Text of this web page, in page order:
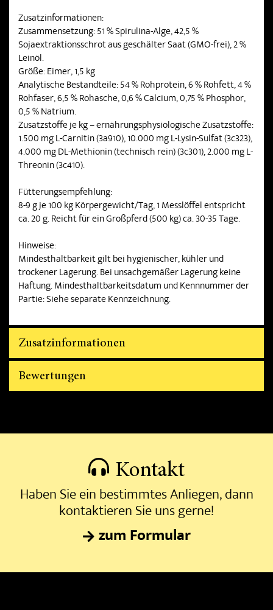
Zusatzinformationen:
Zusammensetzung: 51 % Spirulina-Alge, 42,5 %
Sojaextraktionsschrot aus geschälter Saat (GMO-frei), 2 %
Leinöl.
Größe: Eimer, 1,5 kg
Analytische Bestandteile: 54 % Rohprotein, 6 % Rohfett, 4 %
Rohfaser, 6,5 % Rohasche, 0,6 % Calcium, 0,75 % Phosphor,
0,5 % Natrium.
Zusatzstoffe je kg – ernährungsphysiologische Zusatzstoffe:
1.500 mg L-Carnitin (3a910), 10.000 mg L-Lysin-Sulfat (3c323),
4.000 mg DL-Methionin (technisch rein) (3c301), 2.000 mg L-
Threonin (3c410).
Fütterungsempfehlung:
8-9 g je 100 kg Körpergewicht/Tag, 1 Messlöffel entspricht
ca. 20 g. Reicht für ein Großpferd (500 kg) ca. 30-35 Tage.
Hinweise:
Mindesthaltbarkeit gilt bei hygienischer, kühler und
trockener Lagerung. Bei unsachgemäßer Lagerung keine
Haftung. Mindesthaltbarkeitsdatum und Kennnummer der
Partie: Siehe separate Kennzeichnung.
Zusatzinformationen
Bewertungen
Kontakt
Haben Sie ein bestimmtes Anliegen, dann
kontaktieren Sie uns gerne!
zum Formular